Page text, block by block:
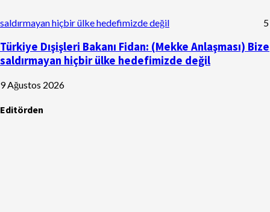
saldırmayan hiçbir ülke hedefimizde değil 5
Türkiye Dışişleri Bakanı Fidan: (Mekke Anlaşması) Bize
saldırmayan hiçbir ülke hedefimizde değil
9 Ağustos 2026
Editörden